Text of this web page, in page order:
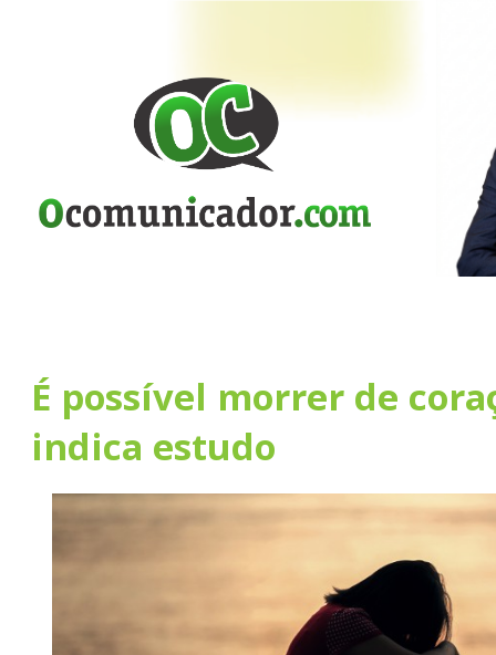
É possível morrer de
indica estudo